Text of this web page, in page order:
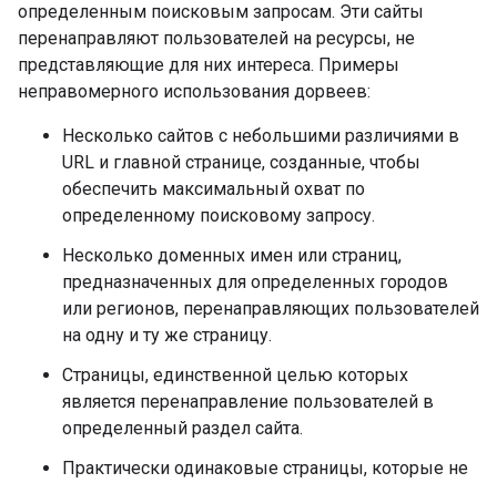
определенным поисковым запросам. Эти сайты
перенаправляют пользователей на ресурсы, не
представляющие для них интереса. Примеры
неправомерного использования дорвеев:
Несколько сайтов с небольшими различиями в
URL и главной странице, созданные, чтобы
обеспечить максимальный охват по
определенному поисковому запросу.
Несколько доменных имен или страниц,
предназначенных для определенных городов
или регионов, перенаправляющих пользователей
на одну и ту же страницу.
Страницы, единственной целью которых
является перенаправление пользователей в
определенный раздел сайта.
Практически одинаковые страницы, которые не